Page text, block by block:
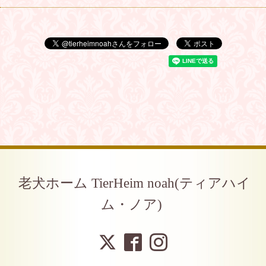
老犬ホーム TierHeim noah(ティアハイ
ム・ノア)